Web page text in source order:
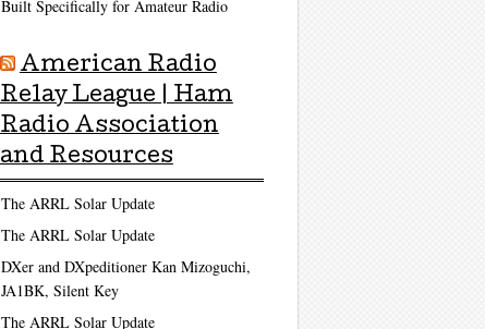
Built Specifically for Amateur Radio
American Radio
Relay League | Ham
Radio Association
and Resources
The ARRL Solar Update
The ARRL Solar Update
DXer and DXpeditioner Kan Mizoguchi,
JA1BK, Silent Key
The ARRL Solar Update